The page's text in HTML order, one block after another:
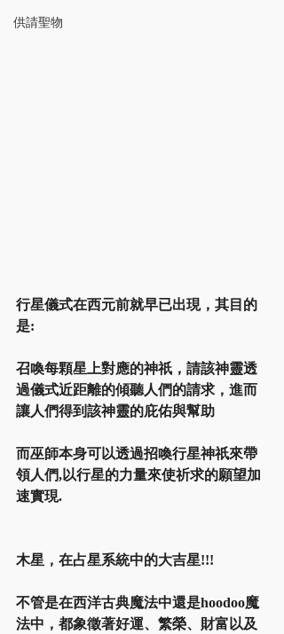
供請聖物
行星儀式在西元前就早已出現，其目的
是:
召喚每顆星上對應的神祇，請該神靈透
過儀式近距離的傾聽人們的請求，進而
讓人們得到該神靈的庇佑與幫助
而巫師本身可以透過招喚行星神祇來帶
領人們,以行星的力量來使祈求的願望加
速實現.
木星，在占星系統中的大吉星!!!
不管是在西洋古典魔法中還是hoodoo魔
法中，都象徵著好運、繁榮、財富以及